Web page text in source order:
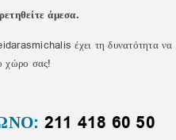
άμεσα.
έχει τη δυνατότητα να
χώρο σας!
211 418 60 50